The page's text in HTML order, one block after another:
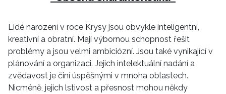
Lidé narození v roce Krysy jsou obvykle inteligentní,
kreativní a obratní. Mají výbornou schopnost řešit
problémy a jsou velmi ambiciózní. Jsou také vynikající v
plánování a organizaci. Jejich intelektuální nadání a
zvědavost je činí úspěšnými v mnoha oblastech.
Nicméně, jejich lstivost a přesnost mohou někdy